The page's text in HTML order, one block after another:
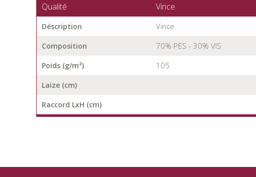
Qualité Vince
Déscription Vince
Composition 70% PES - 30% VIS
Poids (g/m²) 105
Laize (cm)
Raccord LxH (cm)